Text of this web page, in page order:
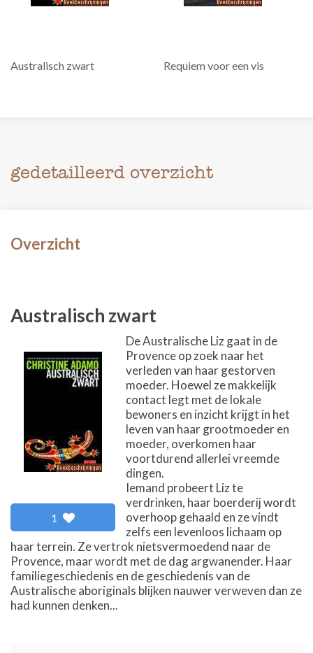
Australisch zwart Requiem voor een vis
gedetailleerd overzicht
Overzicht
Australisch zwart
1
De Australische Liz gaat in de
Provence op zoek naar het
verleden van haar gestorven
moeder. Hoewel ze makkelijk
contact legt met de lokale
bewoners en inzicht krijgt in het
leven van haar grootmoeder en
moeder, overkomen haar
voortdurend allerlei vreemde
dingen.
Iemand probeert Liz te
verdrinken, haar boerderij wordt
overhoop gehaald en ze vindt
zelfs een levenloos lichaam op
haar terrein. Ze vertrok nietsvermoedend naar de
Provence, maar wordt met de dag argwanender. Haar
familiegeschiedenis en de geschiedenis van de
Australische aboriginals blijken nauwer verweven dan ze
had kunnen denken...